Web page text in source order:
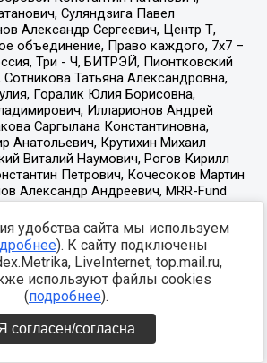
удобства сайта мы используем
). К сайту подключены
LiveInternet, top.mail.ru,
используют файлы cookies
(подробнее).
согласен/согласна